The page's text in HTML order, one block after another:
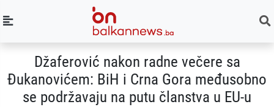
Džaferović nakon radne večere sa
Đukanovićem: BiH i Crna Gora međusobno
se podržavaju na putu članstva u EU-u